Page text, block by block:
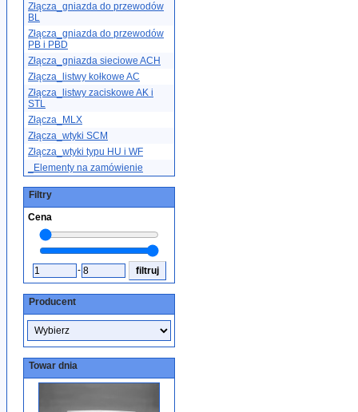
Złącza_gniazda do przewodów
BL
Złącza_gniazda do przewodów
PB i PBD
Złącza_gniazda sieciowe ACH
Złącza_listwy kołkowe AC
Złącza_listwy zaciskowe AK i
STL
Złącza_MLX
Złącza_wtyki SCM
Złącza_wtyki typu HU i WF
_Elementy na zamówienie
Filtry
Cena
-
Producent
Towar dnia